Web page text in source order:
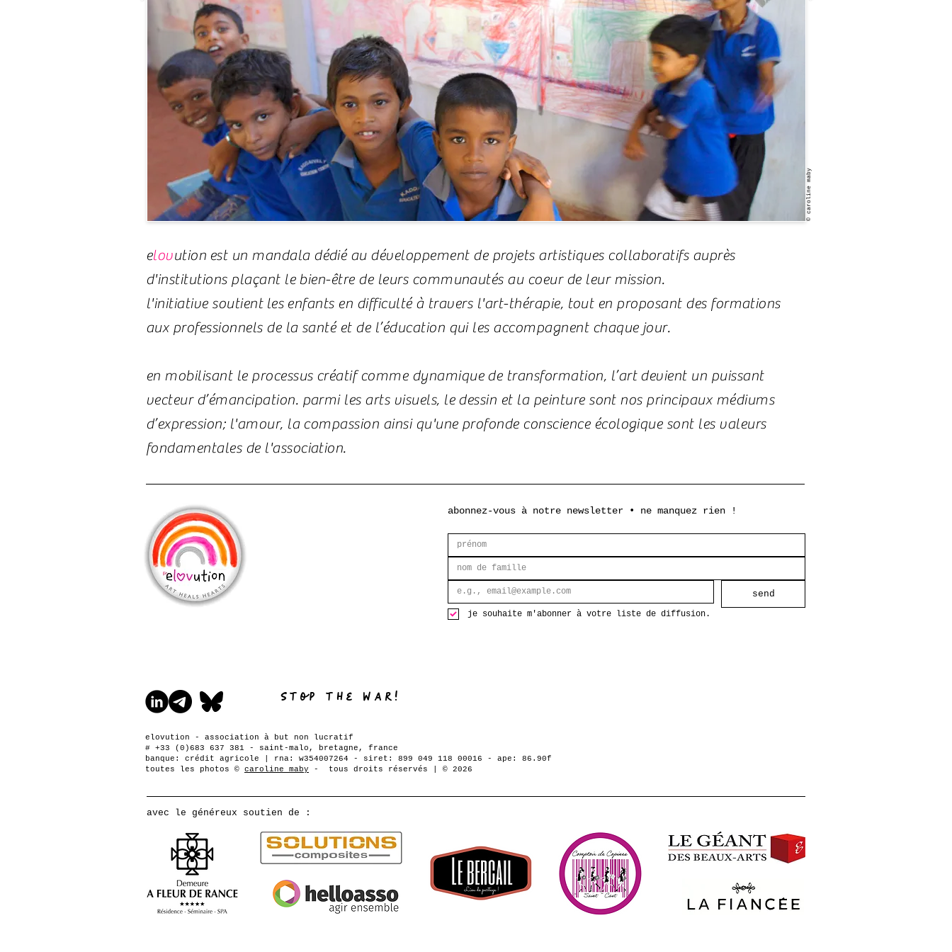
© caroline maby
elovution est un mandala dédié au développement de projets artistiques collaboratifs auprès
d'institutions plaçant le bien-être de leurs communautés au coeur de leur mission.
l'initiative soutientles enfants en difficulté à travers l'art-thérapie, tout en proposant des formations
aux professionnels de la santé et de l’éducation qui les accompagnent chaque jour.
e​n mobilisant le processus créatif comme dynamique de transformation, l’art devient un puissant
vecteur d’émancipation. parmi les arts visuels, le dessin et la peinture sont nos principaux médiums
d’expression; l'amour, la compassion ainsi qu'une profonde conscience écologique sont les valeurs
fondamentales de l'association.
Stop the war!
abonnez-vous à notre newsletter • ne manquez rien !
send
je souhaite m'abonner à votre liste de diffusion.
elovution - association à but non lucratif
# +33 (0)683 637 381 - saint-malo, bretagne, france
banque: crédit agricole | rna: w354007264 - siret: 899 049 118 00016 - ape: 86.90f
toutes les photos © caroline maby - tous droits réservés | © 2026
avec le généreux soutien de :